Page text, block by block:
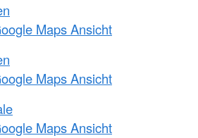
Maps Ansicht
Maps Ansicht
Maps Ansicht